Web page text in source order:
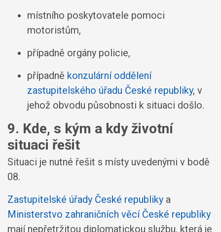
místního poskytovatele pomoci
motoristům,
případně orgány policie,
případně konzulární oddělení
zastupitelského úřadu České republiky, v
jehož obvodu působnosti k situaci došlo.
9. Kde, s kým a kdy životní
situaci řešit
Situaci je nutné řešit s místy uvedenými v bodě
08.
Zastupitelské úřady České republiky a
Ministerstvo zahraničních věcí České republiky
mají nepřetržitou diplomatickou službu, která je